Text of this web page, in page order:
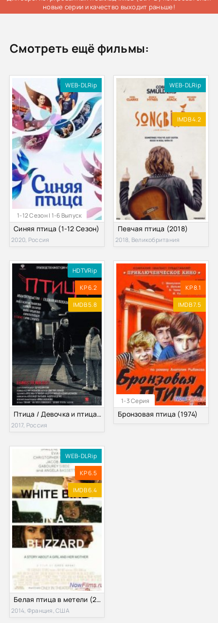
новые серии и качество выходит раньше!
Смотреть ещё фильмы:
1-12 Сезон | 1-6 Выпуск
WEB-DLRip
Синяя птица (1-12 Сезон)
2020, Россия
WEB-DLRip
IMDB 4.2
Певчая птица (2018)
2018, Великобритания
HDTVRip
KP 6.2
IMDB 5.8
Птица / Девочка и птица (2017)
2017, Россия
1-3 Серия
KP 8.1
IMDB 7.5
Бронзовая птица (1974)
WEB-DLRip
KP 6.5
IMDB 6.4
Белая птица в метели (2014)
2014, Франция, США